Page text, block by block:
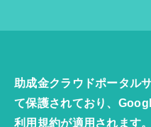
助成金クラウドポータル
て保護されており、
利用規約が適用されます。